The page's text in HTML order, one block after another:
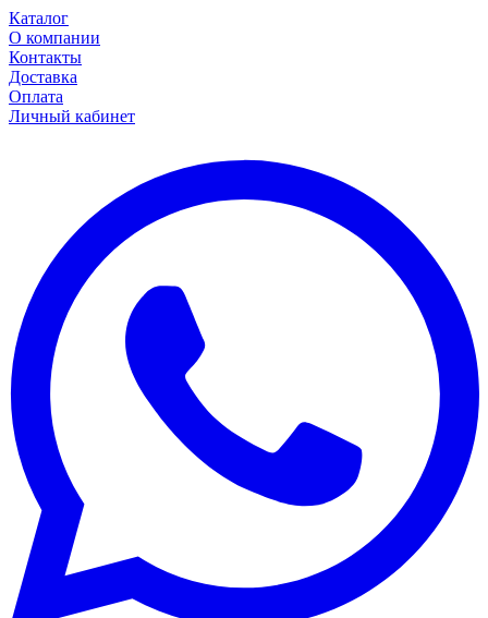
Каталог
О компании
Контакты
Доставка
Оплата
Личный кабинет